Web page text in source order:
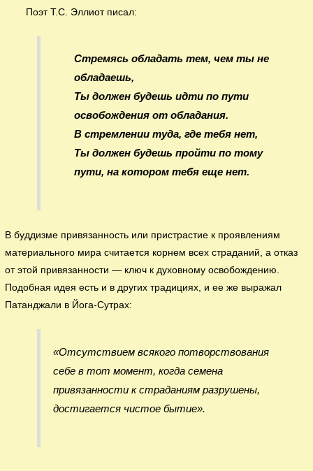
Поэт Т.С. Эллиот писал:
Стремясь обладать тем, чем ты не
обладаешь,
Ты должен будешь идти по пути
освобождения от обладания.
В стремлении туда, где тебя нет,
Ты должен будешь пройти по тому
пути, на котором тебя еще нет.
В буддизме привязанность или пристрастие к проявлениям
материального мира считается корнем всех страданий, а отказ
от этой привязанности — ключ к духовному освобождению.
Подобная идея есть и в других традициях, и ее же выражал
Патанджали в Йога-Сутрах:
«Отсутствием всякого потворствования
себе в тот момент, когда семена
привязанности к страданиям разрушены,
достигается чистое бытие».